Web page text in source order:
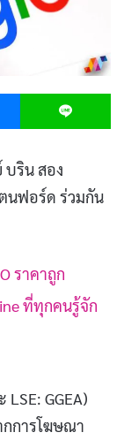
Messenger
บริน สอง
นฟอร์ด ร่วมกัน
ราคาถูก
ที่ทุกคนรู้จัก
GGEA)
การโฆษณา